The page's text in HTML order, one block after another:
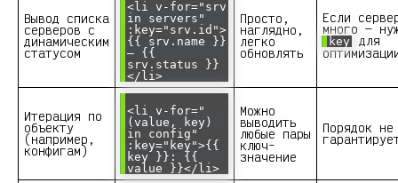
Вывод списка
серверов с
динамическим
статусом
<li v-for="srv
in servers"
:key="srv.id">
{{ srv.name }}
— {{
srv.status }}
</li>
Просто,
наглядно,
легко
обновлять
Если
много —
key
для
Итерация по
объекту
(например,
конфигам)
<li v-for="
(value, key)
in config"
:key="key">{{
key }}: {{
value }}</li>
Можно
выводить
любые пары
ключ-
значение
Порядок не